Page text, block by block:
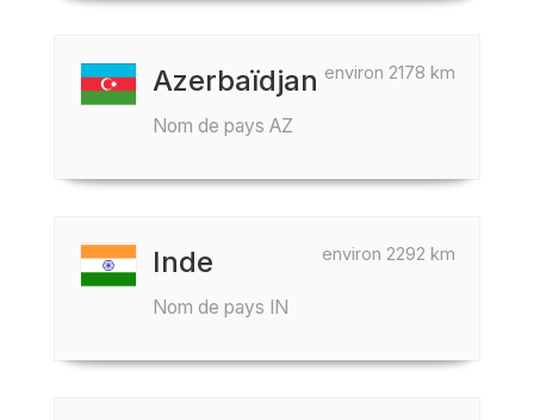
environ 2178 km
Azerbaïdjan
Nom de pays AZ
environ 2292 km
Inde
Nom de pays IN